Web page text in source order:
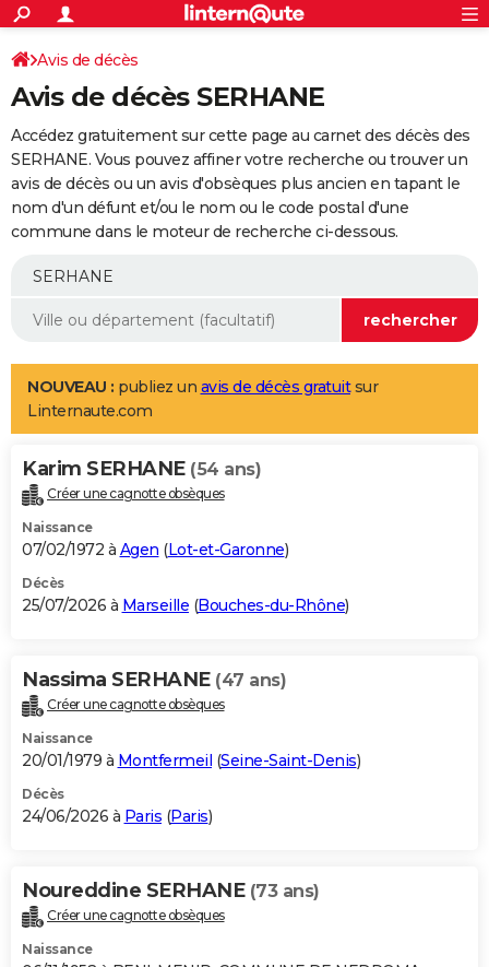
ACTUALITÉS
Politique
Société
Faits Divers
Education
Monde
Villes
+
SPORT
Coupe du monde 2026
Football
Tennis
Cyclisme
Rugby
Forum
Programme TV
TNT
Streaming
Cinéma
Sorties cinéma
Musique
+
FINANCE
Retraite
Epargne
Immobilier
Risques naturels par ville
Banque
Assurance
AUTO
Essais
Réserver un essai
Citadines
Berlines
SUV
Forum auto
+
Mobiles
Meilleur smartphone
Internet
Ordinateurs
Jeux vidéo
Guide high-tech
Aménagement intérieur
LIFESTYLE
Art de vivre
Bien-être
Loisirs
Mode
Modes de vie
Alimentation
Guide de la santé
Maladies
Médicaments
Sommeil
VOYAGE
Destinations
City break
Voyage nature
Voyage de noces
Forum
Climat
+PHOTO
GUIDES D'ACHAT
BONS PLANS
Carte de Noël
Carte Bonne année
Carte Saint-Valentin
Carte Pâques
Carte d'anniversaire
DICTIONNAIRE
Dictionnaire
Biographies
Citations
Expressions
Proverbes
PROGRAMME TV
S'inscrire
Se connecter
Lycées
Collèges
Primaires
Universités
Entreprises
Service militaire
Avis de recherche
AVIS DE DÉCÈS
Bricolage
Lifestyle
Culture
Sport
Auto
Television
Voyage
Cinema
Avis de décès
Avis de décès SERHANE
Accédez gratuitement sur cette page au carnet des décès des
SERHANE. Vous pouvez affiner votre recherche ou trouver un
avis de décès ou un avis d'obsèques plus ancien en tapant le
nom d'un défunt et/ou le nom ou le code postal d'une
commune dans le moteur de recherche ci-dessous.
NOUVEAU : publiez un avis de décès gratuitsur
Linternaute.com
Karim SERHANE (54 ans)
Créer une cagnotte obsèques
Naissance
07/02/1972 à Agen (Lot-et-Garonne)
Décès
25/07/2026 à Marseille (Bouches-du-Rhône)
Nassima SERHANE (47 ans)
Créer une cagnotte obsèques
Naissance
20/01/1979 à Montfermeil (Seine-Saint-Denis)
Décès
24/06/2026 à Paris (Paris)
Noureddine SERHANE (73 ans)
Créer une cagnotte obsèques
Naissance